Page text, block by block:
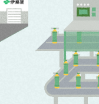
TULLY'S COFFEE
1日分の野菜
商品情報
ブランドから探す
動画ギャラリー
レシピ集
お茶を知る
見学・体験
工場見学
お茶の複合型博物館
店舗・通販
伊藤園の店舗トップ
お客様相談室